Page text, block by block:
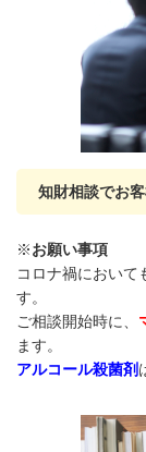
知財相談でお
※お願い事項
コロナ禍において
す。
ご相談開始時に、
ます。
アルコール殺菌剤